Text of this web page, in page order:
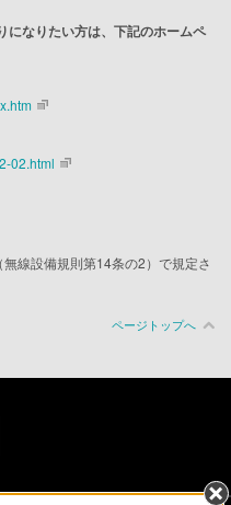
になりたい方は、下記のホームペ
02.html
線設備規則第14条の2）で規定さ
ページトップへ